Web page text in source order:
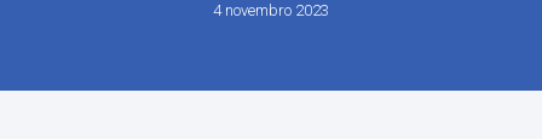
4 novembro 2023